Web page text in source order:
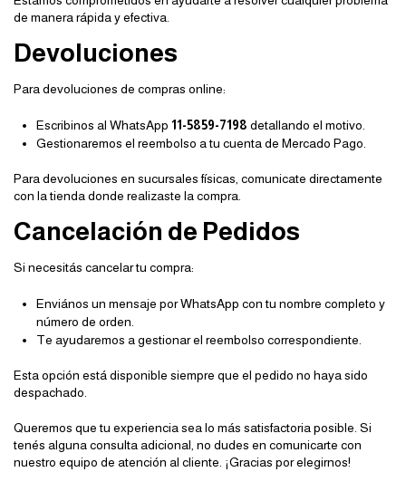
de manera rápida y efectiva.
Devoluciones
Para devoluciones de compras online:
Escribinos al WhatsApp 11-5859-7198 detallando el motivo.
Gestionaremos el reembolso a tu cuenta de Mercado Pago.
Para devoluciones en sucursales físicas, comunicate directamente
con la tienda donde realizaste la compra.
Cancelación de Pedidos
Si necesitás cancelar tu compra:
Enviános un mensaje por WhatsApp con tu nombre completo y
número de orden.
Te ayudaremos a gestionar el reembolso correspondiente.
Esta opción está disponible siempre que el pedido no haya sido
despachado.
Queremos que tu experiencia sea lo más satisfactoria posible. Si
tenés alguna consulta adicional, no dudes en comunicarte con
nuestro equipo de atención al cliente. ¡Gracias por elegirnos!